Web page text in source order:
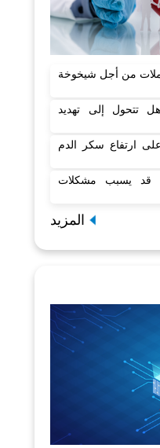
من أجل شيخوخة
تتحول إلى تهديد
ارتفاع سكر الدم
قد يسبب مشكلات
المزيد